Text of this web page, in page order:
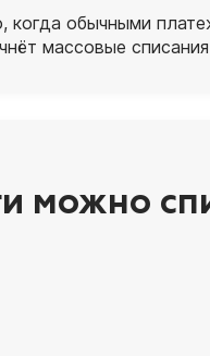
когда обычными
массовые
можно